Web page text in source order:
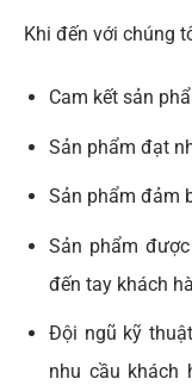
Khi đến với chúng
Cam kết sản
Sản phẩm đạt
Sản phẩm đảm
Sản phẩm
đến tay khách
Đội ngũ kỹ
nhu cầu khách